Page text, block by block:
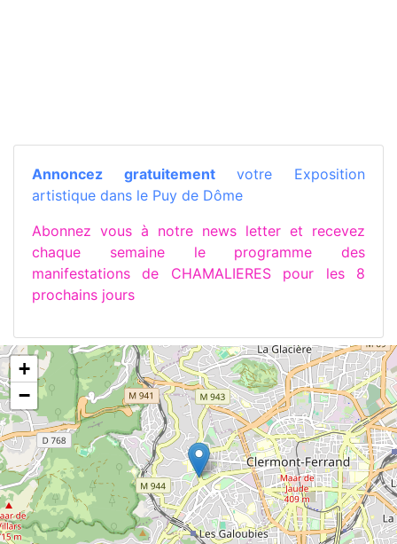
Annoncez gratuitementvotre Exposition
artistique dans le Puy de Dôme
Abonnez vous à notre news letter et recevez
chaque semaine le programme des
manifestations de CHAMALIERES pour les 8
prochains jours
+
−